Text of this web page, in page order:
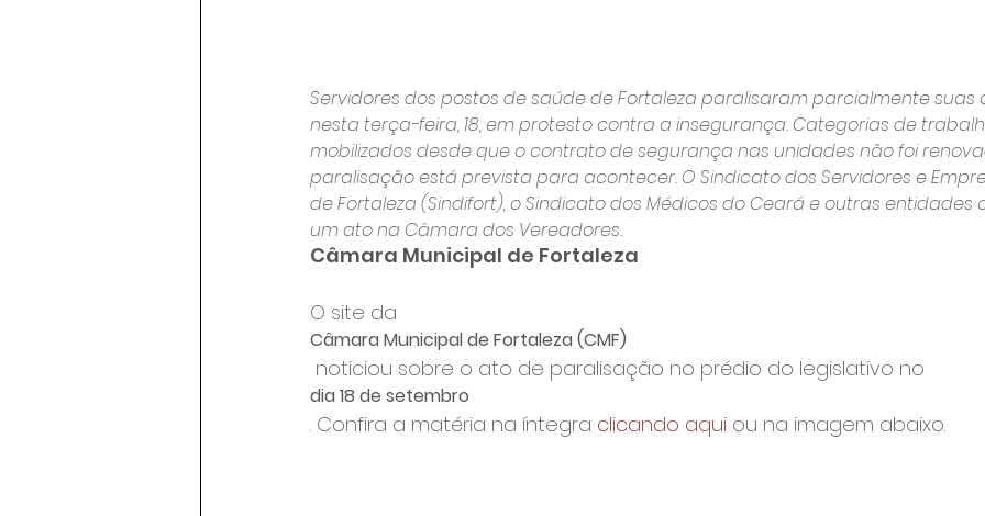
Servidores dos postos de saúde de Fortaleza paralisaram parcialmente suas
nesta terça-feira, 18, em protesto contra a insegurança. Categorias de
mobilizados desde que o contrato de segurança nas unidades não foi
paralisação está prevista para acontecer. O Sindicato dos Servidores e
de Fortaleza (Sindifort), o Sindicato dos Médicos do Ceará e outras entidades
um ato na Câmara dos Vereadores.
Câmara Municipal de Fortaleza
O site da
Câmara Municipal de Fortaleza (CMF)
noticiou sobre o ato de paralisação no prédio do legislativo no
dia 18 de setembro
. Confira a matéria na íntegra clicando aqui ou na imagem abaixo.